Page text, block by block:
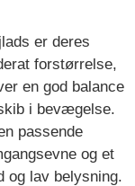
er deres
forstørrelse,
en god balance
i bevægelse.
passende
og et
og lav belysning.